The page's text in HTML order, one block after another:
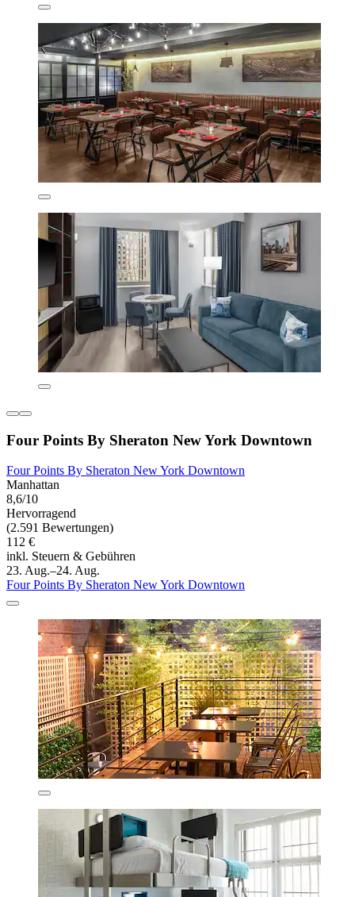
Four Points By Sheraton New York Downtown
Four Points By Sheraton New York Downtown
Manhattan
8,6/10
Hervorragend
(2.591 Bewertungen)
112 €
inkl. Steuern & Gebühren
23. Aug.–24. Aug.
Four Points By Sheraton New York Downtown